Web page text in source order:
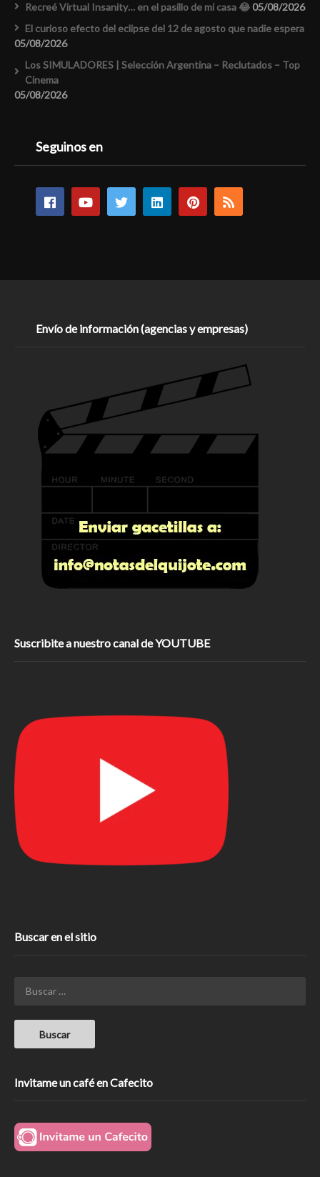
Recreé Virtual Insanity… en el pasillo de mi casa 😂05/08/2026
El curioso efecto del eclipse del 12 de agosto que nadie espera
05/08/2026
Los SIMULADORES | Selección Argentina – Reclutados – Top
Cinema
05/08/2026
Seguinos en
Envío de información (agencias y empresas)
Suscribite a nuestro canal de YOUTUBE
Buscar en el sitio
Invitame un café en Cafecito